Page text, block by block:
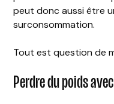
peut donc aussi être
surconsommation.
Tout est question de
Perdre du poids